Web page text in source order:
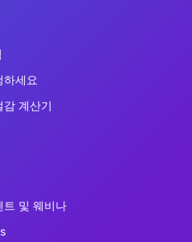
하세요
계산기
트 및 웨비나